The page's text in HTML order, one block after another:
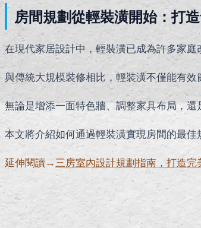
房間規劃從輕裝潢開始：打
在現代家居設計中，輕裝潢已成為許多家庭
與傳統大規模裝修相比，輕裝潢不僅能有
無論是增添一面特色牆、調整家具布局，
本文將介紹如何通過輕裝潢實現房間的最
延伸閱讀→三房室內設計規劃指南，打造完